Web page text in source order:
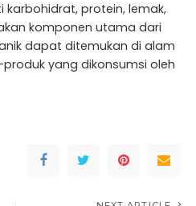
protein, lemak,
komponen utama dari
dapat ditemukan di alam
yang dikonsumsi oleh